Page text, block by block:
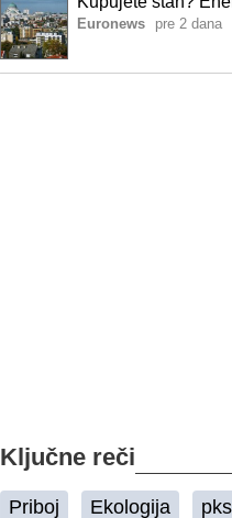
Euronews pre 2 dana
Ključne reči
Priboj Ekologija pks